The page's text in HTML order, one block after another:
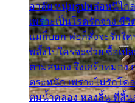
อาลัย หนุ่มรูปหล่อหนีไก
เพราะเป็นโรครักจาง ชีวิ
แม่ก็บอก พ่อก็สั่งจะรักใค
พลั้งไปใครจะช่วย ซื้อเป
ตามสนอง จึงเศร้าหมอง
ตระหนัก เพราะไม่รักโค
ตมน้ำคลอง หลงลิ้น ที่สิ้น